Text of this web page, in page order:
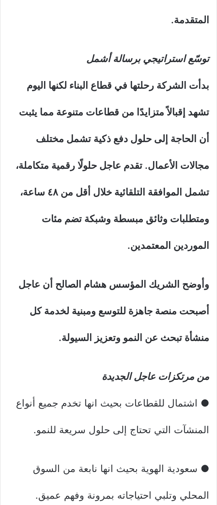
المتقدمة.
توسّع استراتيجي برسالة أشمل
بدأت الشركة رحلتها في قطاع البناء لكنها اليوم
تشهد إقبالاً متزايدًا من قطاعات متنوعة مما يثبت
أن الحاجة إلى حلول دفع ذكية تشمل مختلف
مجالات الأعمال. تقدم عاجل حلولًا رقمية متكاملة،
تشمل الموافقة التلقائية خلال أقل من ٤٨ ساعة،
ومتطلبات وثائق مبسطة وشبكة تضم مئات
الموردين المعتمدين.
وأوضح الشريك المؤسس هشام الصالح أن عاجل
أصبحت منصة جاهزة للتوسع ومبنية لخدمة كل
منشأة تبحث عن النمو وتعزيز السيولة.
من مرتكزات عاجل الجديدة
● اشتمال للقطاعات بحيث انها تخدم جميع أنواع
المنشآت التي تحتاج إلى حلول سريعة للنمو.
● سعودية الهوية بحيث انها نابعة من السوق
المحلي وتلبي احتياجاته بمرونة وفهم عميق.